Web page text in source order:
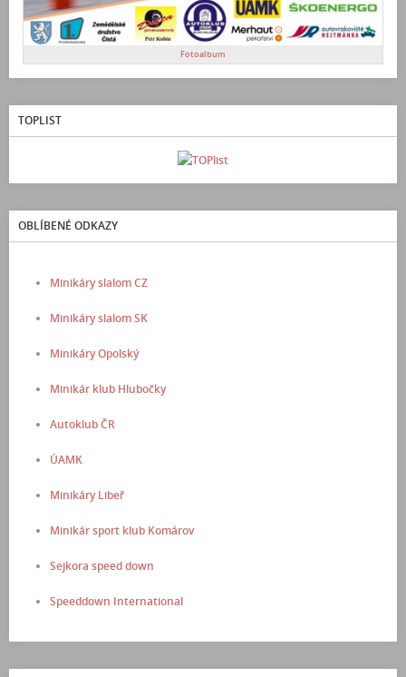
Fotoalbum
TOPLIST
OBLÍBENÉ ODKAZY
Minikáry slalom CZ
Minikáry slalom SK
Minikáry Opolský
Minikár klub Hlubočky
Autoklub ČR
ÚAMK
Minikáry Libeř
Minikár sport klub Komárov
Sejkora speed down
Speeddown International